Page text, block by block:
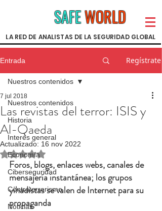
SAFEWORLD
LA RED DE ANALISTAS DE LA SEGURIDAD GLOBAL
Entrada Regístrate
Nuestros contenidos
Historia
Interés general
Economía
Ciberseguridad
Contraterrorismo
Noticias
Nuestros contenidos
Las revistas del terror: ISIS y
Al-Qaeda
7 jul 2018
Actualizado: 16 nov 2022
Obtuvo NaN de 5 estrellas.
Foros, blogs, enlaces webs, canales de
mensajería instantánea; los grupos
yihadistas se valen de Internet para su
propaganda